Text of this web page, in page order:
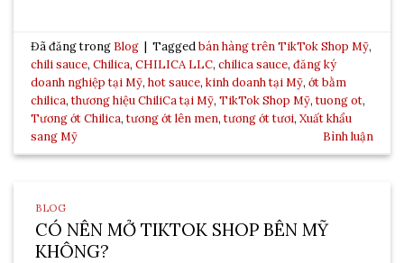
Đã đăng trong Blog | Taggedbán hàng trên TikTok Shop Mỹ,
chili sauce,Chilica,CHILICA LLC,chilica sauce,đăng ký
doanh nghiệp tại Mỹ,hot sauce,kinh doanh tại Mỹ,ớt bằm
chilica,thương hiệu ChiliCa tại Mỹ,TikTok Shop Mỹ,tuong ot,
Tương ớt Chilica,tương ớt lên men,tương ớt tươi,Xuất khẩu
sang Mỹ
Bình luận
BLOG
CÓ NÊN MỞ TIKTOK SHOP BÊN MỸ
KHÔNG?